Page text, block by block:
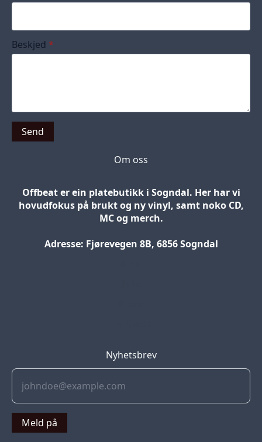
Beskjed *
Send
Om oss
Offbeat er ein platebutikk i Sogndal. Her har vi
hovudfokus på brukt og ny vinyl, samt noko CD,
MC og merch.
Adresse: Fjørevegen 8B, 6856 Sogndal
Nyhetsbrev
Meld på